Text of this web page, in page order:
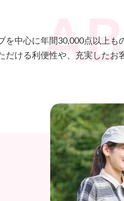
中心に年間30,000点以上も
ける利便性や、充実したお